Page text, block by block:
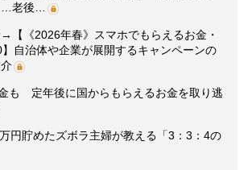
…老後…
【《2026年春》スマホでもらえるお金・
自治体や企業が展開するキャンペーンの
も 定年後に国からもらえるお金を取り逃
円貯めたズボラ主婦が教える「3：3：4の